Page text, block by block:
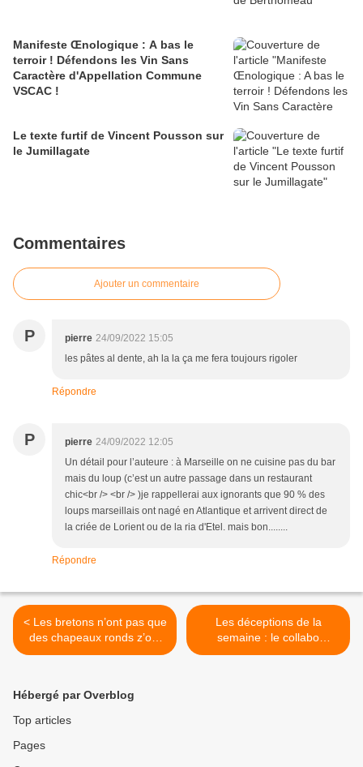
Manifeste Œnologique : A bas le
terroir ! Défendons les Vin Sans
Caractère d'Appellation Commune
VSCAC !
Le texte furtif de Vincent Pousson sur
le Jumillagate
Commentaires
Ajouter un commentaire
P pierre 24/09/2022 15:05
les pâtes al dente, ah la la ça me fera toujours rigoler
Répondre
P pierre 24/09/2022 12:05
Un détail pour l’auteure : à Marseille on ne cuisine pas du bar
mais du loup (c’est un autre passage dans un restaurant
chic<br /> <br /> )je rappellerai aux ignorants que 90 % des
loups marseillais ont nagé en Atlantique et arrivent direct de
la criée de Lorient ou de la ria d'Etel. mais bon........
Répondre
< Les bretons n’ont pas que
des chapeaux ronds z’ont
de quoi remplir leurs litrons
Les déceptions de la
semaine : le collabo
Sadorski, « Canailles » le
Hébergé par Overblog
Top articles
Pages